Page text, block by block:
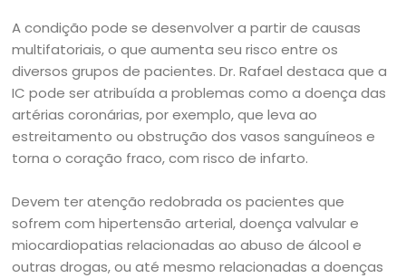
A condição pode se desenvolver a partir de causas
multifatoriais, o que aumenta seu risco entre os
diversos grupos de pacientes. Dr. Rafael destaca que a
IC pode ser atribuída a problemas como a doença das
artérias coronárias, por exemplo, que leva ao
estreitamento ou obstrução dos vasos sanguíneos e
torna o coração fraco, com risco de infarto.
Devem ter atenção redobrada os pacientes que
sofrem com hipertensão arterial, doença valvular e
miocardiopatias relacionadas ao abuso de álcool e
outras drogas, ou até mesmo relacionadas a doenças